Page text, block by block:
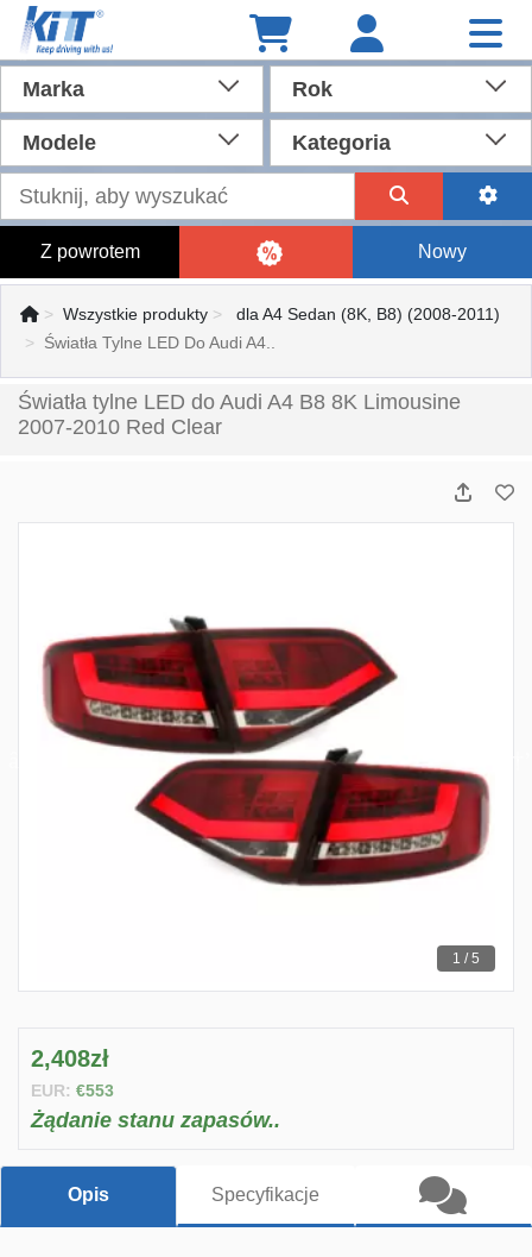
Marka Rok
Modele Kategoria
Z powrotem Nowy
Wszystkie produkty
dla A4 Sedan (8K, B8) (2008-2011)
Światła Tylne LED Do Audi A4..
Światła tylne LED do Audi A4 B8 8K Limousine
2007-2010 Red Clear
1 / 5
2,408zł
EUR: €553
Żądanie stanu zapasów..
Opis Specyfikacje